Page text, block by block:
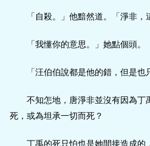
「自殺。」他黯然道。「淨非，
「我懂你的意思。」她點個頭
「汪伯伯說都是他的錯，但是
不知怎地，唐淨非並沒有因為
死，或為坦承一切而死？
丁禹的死只怕也是她間接造成的